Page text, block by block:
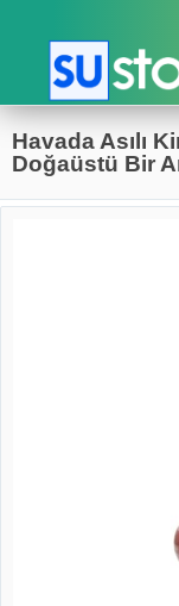
Havada Asılı
Doğaüstü Bir